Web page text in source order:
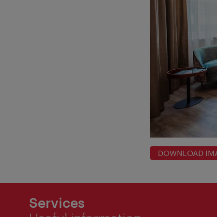
DOWNLOAD
Services